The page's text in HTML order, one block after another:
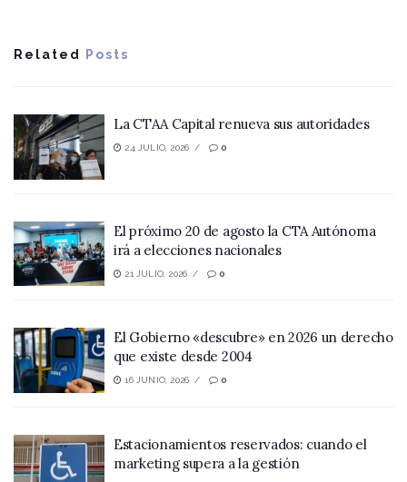
Related Posts
La CTAA Capital renueva sus autoridades
24 JULIO, 2026 0
El próximo 20 de agosto la CTA Autónoma
irá a elecciones nacionales
21 JULIO, 2026 0
El Gobierno «descubre» en 2026 un derecho
que existe desde 2004
16 JUNIO, 2026 0
Estacionamientos reservados: cuando el
marketing supera a la gestión